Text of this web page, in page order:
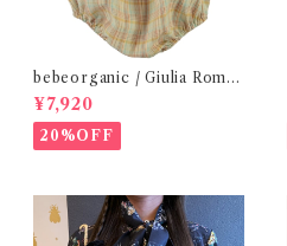
bebeorganic / Giulia Romp
er Lagoon Check( 6・12ｍ)
¥7,920
20%OFF